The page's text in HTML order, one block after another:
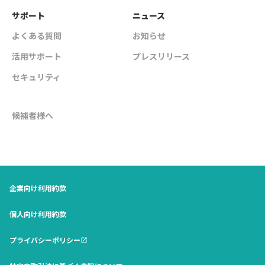
サポート
よくある質問
活用サポート
セキュリティ
ニュース
お知らせ
プレスリリース
候補者様へ
企業向け利用約款
個人向け利用約款
プライバシーポリシーopen_in_new